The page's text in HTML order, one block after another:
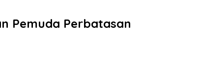
Pemuda Perbatasan